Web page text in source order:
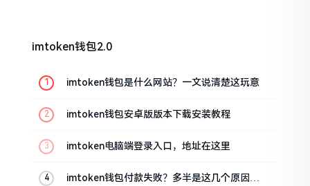
imtoken钱包2.0
imtoken钱包是什么网站？一文说清楚这玩意
imtoken钱包安卓版版本下载安装教程
imtoken电脑端登录入口，地址在这里
imtoken钱包付款失败？多半是这几个原因闹